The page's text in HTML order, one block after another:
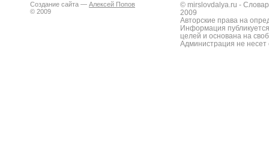
Создание сайта — Алексей Попов
© 2009
© mirslovdalya.ru -
2009
Авторские права на
Информация
целей и основана на
Администрация не несет